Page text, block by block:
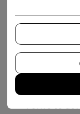
Lucille
Nous
outil pratique
fichiers 3D
L'interface
utile. Les